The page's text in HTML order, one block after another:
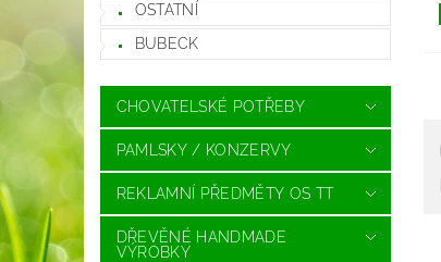
OSTATNÍ
BUBECK
CHOVATELSKÉ POTŘEBY
PAMLSKY / KONZERVY
REKLAMNÍ PŘEDMĚTY OS TT
DŘEVĚNÉ HANDMADE
VÝROBKY